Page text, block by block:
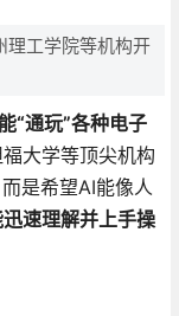
理工学院等机构开
“通玩”各种电子
大学等顶尖机构
是希望AI能像人
速理解并上手操